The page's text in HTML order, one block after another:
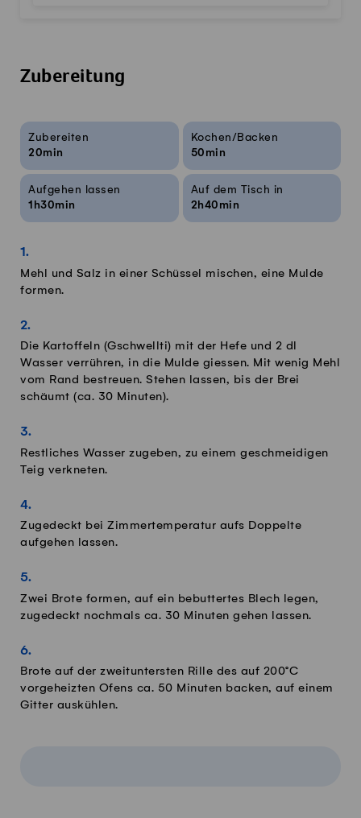
Zubereitung
Rezeptinfos
Zubereiten
20min
Kochen/Backen
50min
Aufgehen lassen
1h30min
Auf dem Tisch in
2h40min
Mehl und Salz in einer Schüssel mischen, eine Mulde
formen.
Die Kartoffeln (Gschwellti) mit der Hefe und 2 dl
Wasser verrühren, in die Mulde giessen. Mit wenig Mehl
vom Rand bestreuen. Stehen lassen, bis der Brei
schäumt (ca. 30 Minuten).
Restliches Wasser zugeben, zu einem geschmeidigen
Teig verkneten.
Zugedeckt bei Zimmertemperatur aufs Doppelte
aufgehen lassen.
Zwei Brote formen, auf ein bebuttertes Blech legen,
zugedeckt nochmals ca. 30 Minuten gehen lassen.
Brote auf der zweituntersten Rille des auf 200°C
vorgeheizten Ofens ca. 50 Minuten backen, auf einem
Gitter auskühlen.